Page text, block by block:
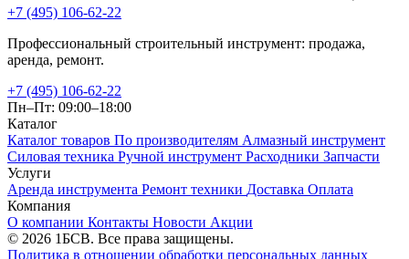
+7 (495) 106-62-22
Профессиональный строительный инструмент: продажа,
аренда, ремонт.
+7 (495) 106-62-22
Пн–Пт: 09:00–18:00
Каталог
Каталог товаров По производителям Алмазный инструмент
Силовая техника Ручной инструмент Расходники Запчасти
Услуги
Аренда инструмента Ремонт техники Доставка Оплата
Компания
О компании Контакты Новости Акции
© 2026 1БСВ. Все права защищены.
Политика в отношении обработки персональных данных